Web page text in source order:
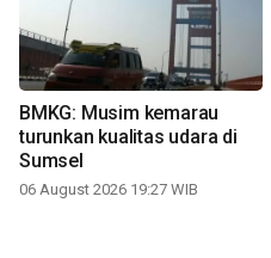
BMKG: Musim kemarau
turunkan kualitas udara di
Sumsel
06 August 2026 19:27 WIB